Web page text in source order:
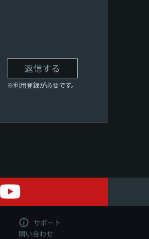
返信する
※利用登録が必要です。
サポート
問い合わせ